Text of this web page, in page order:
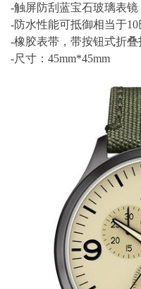
-触屏防刮蓝宝石玻璃表
-防水性能可抵御相当于10
-橡胶表带，带按钮式折叠
-尺寸：45mm*45mm